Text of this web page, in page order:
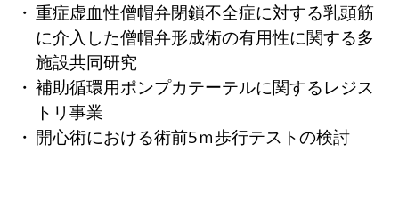
重症虚血性僧帽弁閉鎖不全症に対する乳頭筋
に介入した僧帽弁形成術の有用性に関する多
施設共同研究
補助循環用ポンプカテーテルに関するレジス
トリ事業
開心術における術前5ｍ歩行テストの検討